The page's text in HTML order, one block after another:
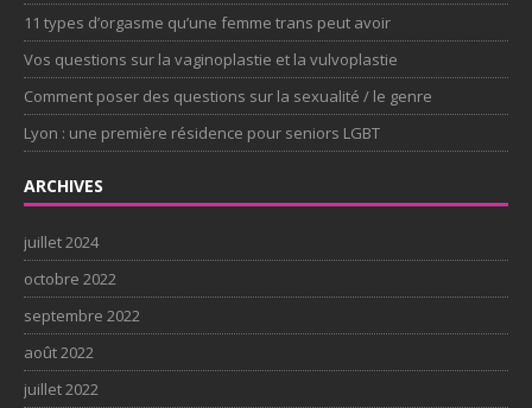
11 types d’orgasme qu’une femme trans peut avoir
Vos questions sur la vaginoplastie et la vulvoplastie
Comment poser des questions sur la sexualité / le genre
Lyon : une première résidence pour seniors LGBT
ARCHIVES
juillet 2024
octobre 2022
septembre 2022
août 2022
juillet 2022